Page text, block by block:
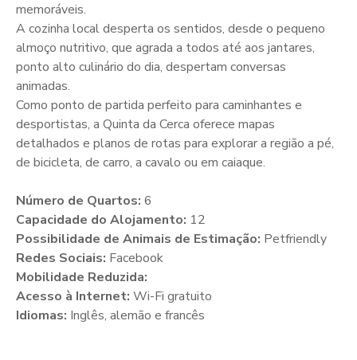
memoráveis.
A cozinha local desperta os sentidos, desde o pequeno
almoço nutritivo, que agrada a todos até aos jantares,
ponto alto culinário do dia, despertam conversas
animadas.
Como ponto de partida perfeito para caminhantes e
desportistas, a Quinta da Cerca oferece mapas
detalhados e planos de rotas para explorar a região a pé,
de bicicleta, de carro, a cavalo ou em caiaque.
Número de Quartos: 6
Capacidade do Alojamento: 12
Possibilidade de Animais de Estimação: Petfriendly
Redes Sociais: Facebook
Mobilidade Reduzida:
Acesso à Internet: Wi-Fi gratuito
Idiomas: Inglês, alemão e francês